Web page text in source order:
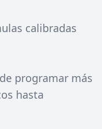
calibradas
programar más
hasta